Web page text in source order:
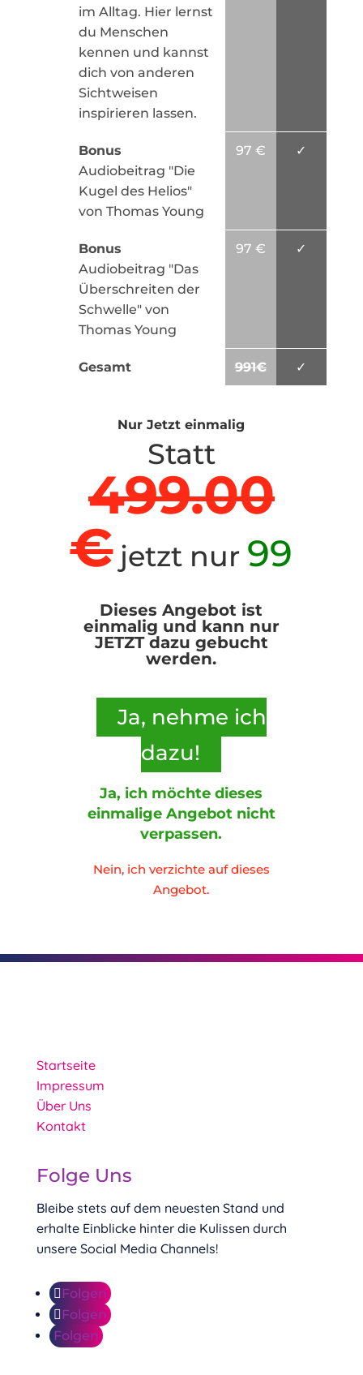
im Alltag. Hier lernst
du Menschen
kennen und kannst
dich von anderen
Sichtweisen
inspirieren lassen.
Bonus
Audiobeitrag "Die
Kugel des Helios"
von Thomas Young
97 € ✓
Bonus
Audiobeitrag "Das
Überschreiten der
Schwelle" von
Thomas Young
97 € ✓
Gesamt 991€ ✓
Nur Jetzt einmalig
Statt
499.00
€jetzt nur 99
Dieses Angebot ist
einmalig und kann nur
JETZT dazu gebucht
werden.
Ja, nehme ich
dazu!
Ja, ich möchte dieses
einmalige Angebot nicht
verpassen.
Nein, ich verzichte auf dieses
Angebot.
Startseite
Impressum
Über Uns
Kontakt
Folge Uns
Bleibe stets auf dem neuesten Stand und
erhalte Einblicke hinter die Kulissen durch
unsere Social Media Channels!
Folgen
Folgen
Folgen